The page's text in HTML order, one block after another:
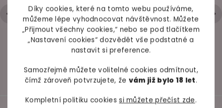
Díky cookies, které na tomto webu používáme,
můžeme lépe vyhodnocovat návštěvnost. Můžete
„Přijmout všechny cookies,“ nebo se pod tlačítkem
„Nastavení cookies“ dozvědět vše podstatné a
nastavit si preference.
Samozřejmě můžete volitelné cookies odmítnout,
čímž zároveň potvrzujete, že vám již bylo 18 let.
Kompletní politiku cookiessi můžete přečíst zde.
Skladem
539Kč
Detail
Skladem
439Kč
Detail
Hodnocení obchodu je 5 z 5 hvězdiček.
| 6.5.2026